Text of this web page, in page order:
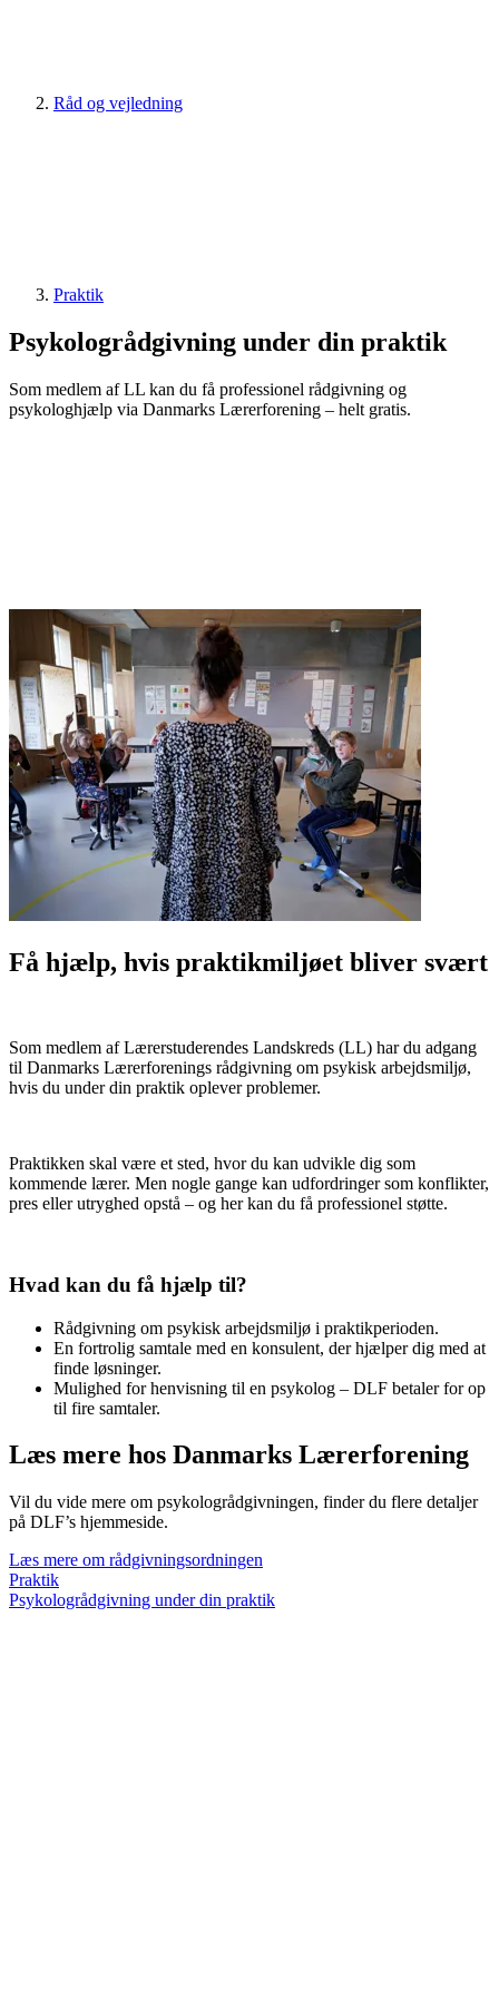
Råd og vejledning
Praktik
Psykologrådgivning under din praktik
Som medlem af LL kan du få professionel rådgivning og
psykologhjælp via Danmarks Lærerforening – helt gratis.
Få hjælp, hvis praktikmiljøet bliver svært
Som medlem af Lærerstuderendes Landskreds (LL) har du adgang
til Danmarks Lærerforenings rådgivning om psykisk arbejdsmiljø,
hvis du under din praktik oplever problemer.
Praktikken skal være et sted, hvor du kan udvikle dig som
kommende lærer. Men nogle gange kan udfordringer som konflikter,
pres eller utryghed opstå – og her kan du få professionel støtte.
Hvad kan du få hjælp til?
Rådgivning om psykisk arbejdsmiljø i praktikperioden.
En fortrolig samtale med en konsulent, der hjælper dig med at
finde løsninger.
Mulighed for henvisning til en psykolog – DLF betaler for op
til fire samtaler.
Læs mere hos Danmarks Lærerforening
Vil du vide mere om psykologrådgivningen, finder du flere detaljer
på DLF’s hjemmeside.
Læs mere om rådgivningsordningen
Praktik
Psykologrådgivning under din praktik